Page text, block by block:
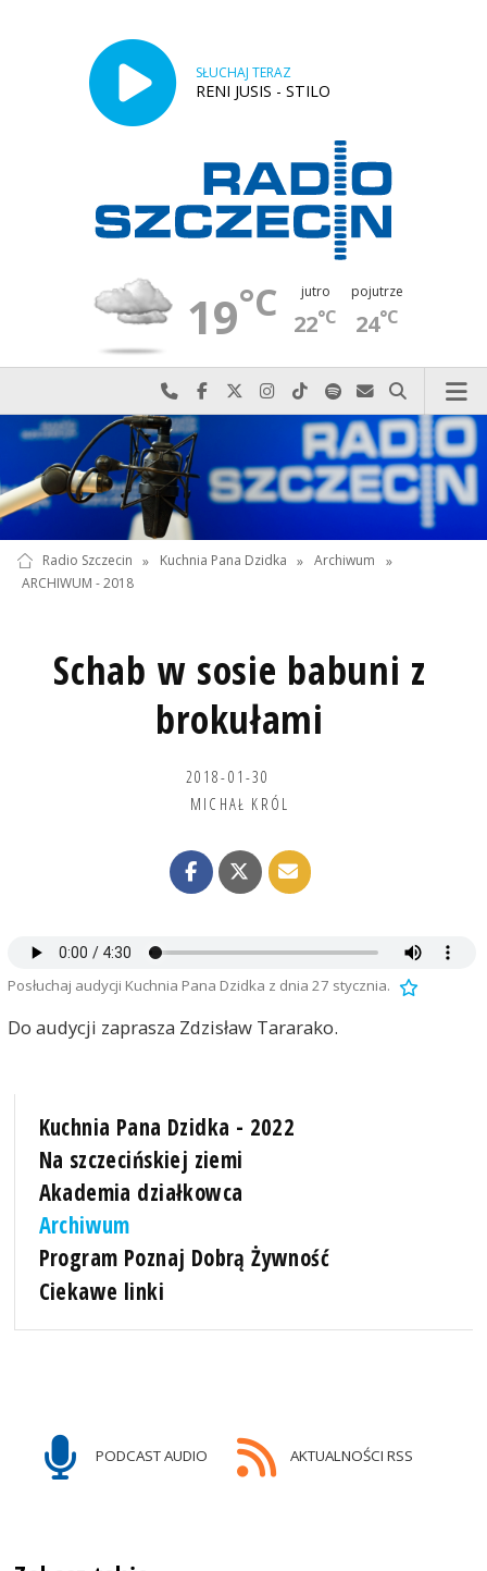
SŁUCHAJ TERAZ
RENI JUSIS - STILO
19°C jutro
22°C
pojutrze
24°C
Najlepiej po prostu do nas zadzwoń
Odwiedź nas na Facebook-u
Odwiedź nas na X
Odwiedź nas na Instagram-ie
Odwiedź nas na TikTok-u
Szukaj nas na Spotify
Wyślij do nas
Szukaj
Radio Szczecin » Kuchnia Pana Dzidka » Archiwum
»
ARCHIWUM - 2018
Schab w sosie babuni z
brokułami
2018-01-30
MICHAŁ KRÓL
Posłuchaj audycji Kuchnia Pana Dzidka z dnia 27 stycznia.
Do audycji zaprasza Zdzisław Tararako.
Kuchnia Pana Dzidka - 2022
Na szczecińskiej ziemi
Akademia działkowca
Archiwum
Program Poznaj Dobrą Żywność
Ciekawe linki
PODCAST AUDIO AKTUALNOŚCI RSS